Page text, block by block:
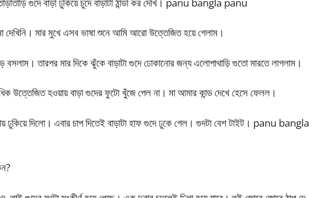
মার মুখে এসব ভাষা শুনে আমি আরো উত্তেজিত হয়ে গেলাম।
বসলাম। তারপর মার দিকে ঝুঁকে বাড়াটা গুদে ঢোকানোর জন্য এলোপাথাড়ি গুতো মারতে লাগলাম।
উত্তেজিত হওয়ায় বাড়া গুদের ফুটো খুঁজে পেল না। মা আমার কান্ড দেখে হেসে ফেলল।
ঢুকিয়ে দিলো। এবার চাপ দিতেই বাড়াটা হাফ গুদে ঢুকে গেল। গুদটা বেশ টাইট। panu bangla